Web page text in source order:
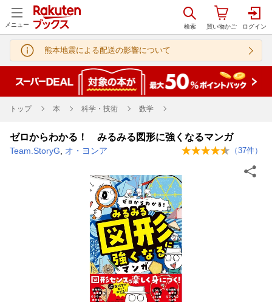
メニュー
熊本地震による配送の影響について
トップ 本 科学・技術 数学
ゼロからわかる！ みるみる図形に強くなるマンガ
Team.StoryG オ・ヨンア （37件）